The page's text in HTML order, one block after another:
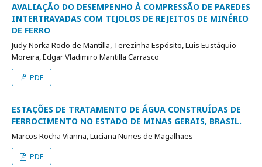
AVALIAÇÃO DO DESEMPENHO À COMPRESSÃO DE PAREDES
INTERTRAVADAS COM TIJOLOS DE REJEITOS DE MINÉRIO
DE FERRO
Judy Norka Rodo de Mantilla, Terezinha Espósito, Luis Eustáquio
Moreira, Edgar Vladimiro Mantilla Carrasco
PDF
ESTAÇÕES DE TRATAMENTO DE ÁGUA CONSTRUÍDAS DE
FERROCIMENTO NO ESTADO DE MINAS GERAIS, BRASIL.
Marcos Rocha Vianna, Luciana Nunes de Magalhães
PDF